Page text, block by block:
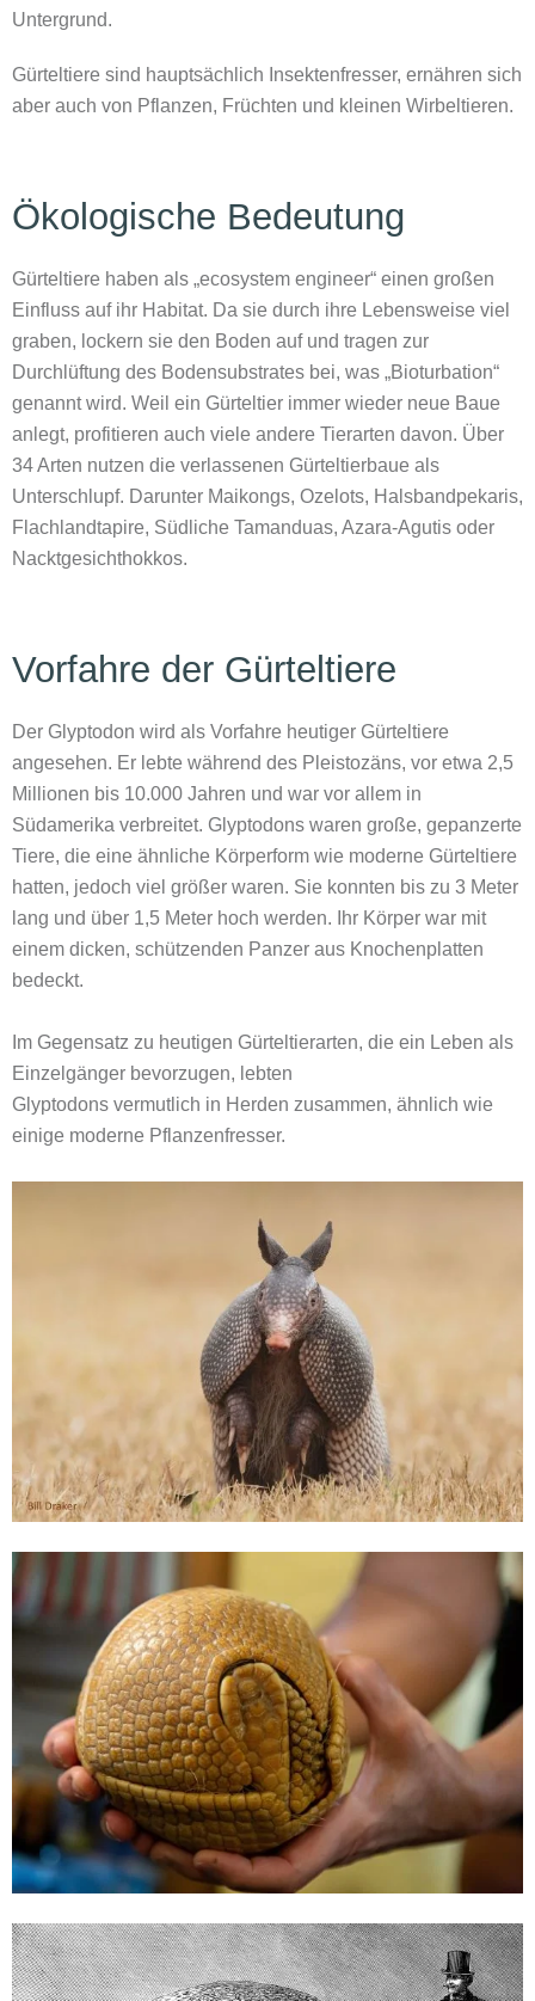
Untergrund.
Gürteltiere sind hauptsächlich Insektenfresser, ernähren sich
aber auch von Pflanzen, Früchten und kleinen Wirbeltieren.
Ökologische Bedeutung
Gürteltiere haben als „ecosystem engineer“ einen großen
Einfluss auf ihr Habitat. Da sie durch ihre Lebensweise viel
graben, lockern sie den Boden auf und tragen zur
Durchlüftung des Bodensubstrates bei, was „Bioturbation“
genannt wird. Weil ein Gürteltier immer wieder neue Baue
anlegt, profitieren auch viele andere Tierarten davon. Über
34 Arten nutzen die verlassenen Gürteltierbaue als
Unterschlupf. Darunter Maikongs, Ozelots, Halsbandpekaris,
Flachlandtapire, Südliche Tamanduas, Azara-Agutis oder
Nacktgesichthokkos.
Vorfahre der Gürteltiere
Der Glyptodon wird als Vorfahre heutiger Gürteltiere
angesehen. Er lebte während des Pleistozäns, vor etwa 2,5
Millionen bis 10.000 Jahren und war vor allem in
Südamerika verbreitet. Glyptodons waren große, gepanzerte
Tiere, die eine ähnliche Körperform wie moderne Gürteltiere
hatten, jedoch viel größer waren. Sie konnten bis zu 3 Meter
lang und über 1,5 Meter hoch werden. Ihr Körper war mit
einem dicken, schützenden Panzer aus Knochenplatten
bedeckt.
Im Gegensatz zu heutigen Gürteltierarten, die ein Leben als
Einzelgänger bevorzugen, lebten
Glyptodons vermutlich in Herden zusammen, ähnlich wie
einige moderne Pflanzenfresser.